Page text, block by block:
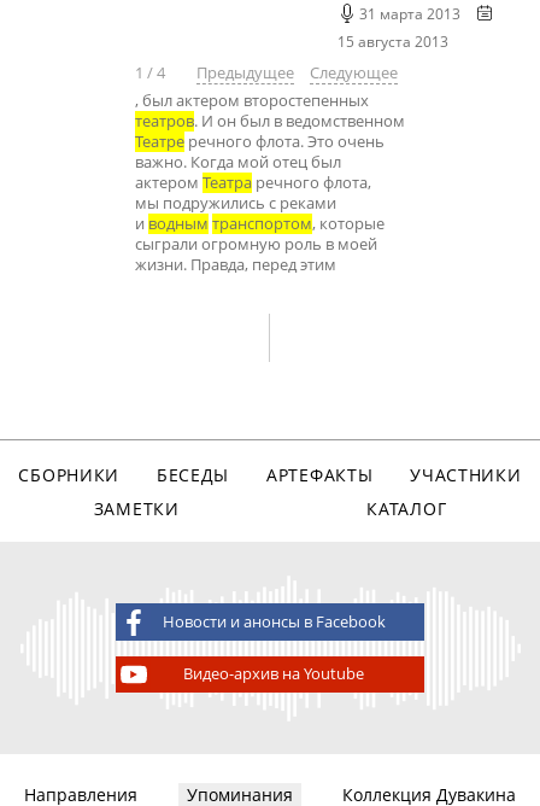
31 марта 2013
15 августа 2013
1 /4 Предыдущее
Следующее
, был актером второстепенных
театров. И он был в ведомственном
Театре речного флота. Это очень
важно. Когда мой отец был
актером Театра речного флота,
мы подружились с реками
и водным транспортом, которые
сыграли огромную роль в моей
жизни. Правда, перед этим
СБОРНИКИ БЕСЕДЫ АРТЕФАКТЫ
УЧАСТНИКИ
ЗАМЕТКИ
КАТАЛОГ
Новости и анонсы в Facebook
Видео-архив на Youtube
Направления Упоминания Коллекция Дувакина